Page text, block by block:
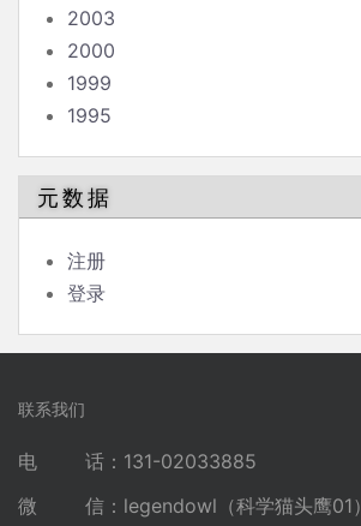
2003
2000
1999
1995
元数据
注册
登录
联系我们
电 话：131-02033885
微 信：legendowl（科学猫头鹰01）